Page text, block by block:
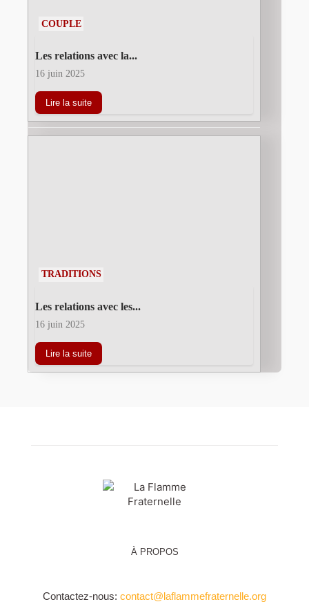
COUPLE
Les relations avec la...
16 juin 2025
Lire la suite
TRADITIONS
Les relations avec les...
16 juin 2025
Lire la suite
À PROPOS
Contactez-nous: contact@laflammefraternelle.org